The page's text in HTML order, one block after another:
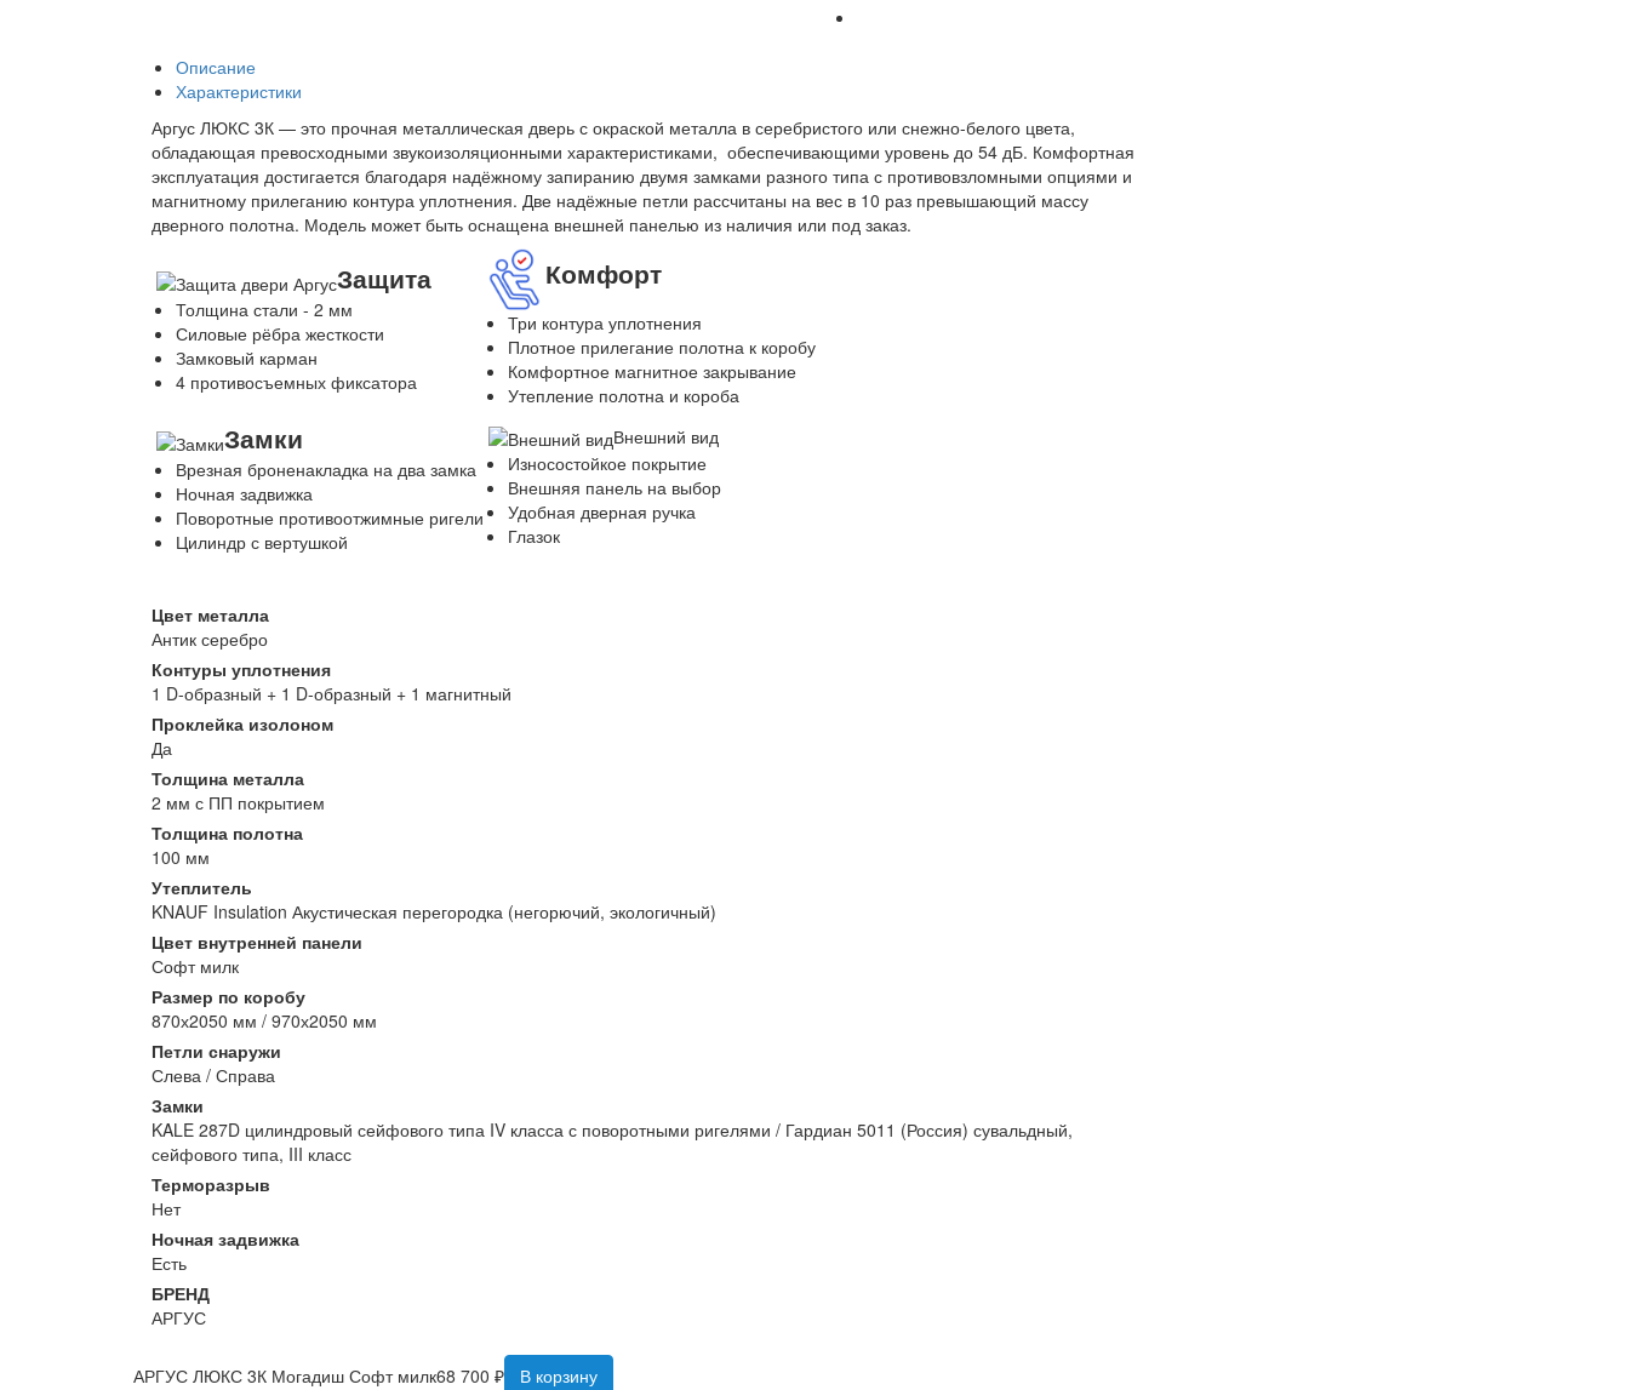
Описание
Характеристики
Аргус ЛЮКС 3К — это прочная металлическая дверь с окраской металла в серебристого или снежно-белого цвета,
обладающая превосходными звукоизоляционными характеристиками, обеспечивающими уровень до 54 дБ. Комфортная
эксплуатация достигается благодаря надёжному запиранию двумя замками разного типа с противовзломными опциями и
магнитному прилеганию контура уплотнения. Две надёжные петли рассчитаны на вес в 10 раз превышающий массу
дверного полотна. Модель может быть оснащена внешней панелью из наличия или под заказ.
Защита
Толщина стали - 2 мм
Силовые рёбра жесткости
Замковый карман
4 противосъемных фиксатора
Комфорт
Три контура уплотнения
Плотное прилегание полотна к коробу
Комфортное магнитное закрывание
Утепление полотна и короба
Замки
Врезная броненакладка на два замка
Ночная задвижка
Поворотные противоотжимные ригели
Цилиндр с вертушкой
Внешний вид
Износостойкое покрытие
Внешняя панель на выбор
Удобная дверная ручка
Глазок
Цвет металла
Антик серебро
Контуры уплотнения
1 D-образный + 1 D-образный + 1 магнитный
Проклейка изолоном
Да
Толщина металла
2 мм с ПП покрытием
Толщина полотна
100 мм
Утеплитель
KNAUF Insulation Акустическая перегородка (негорючий, экологичный)
Цвет внутренней панели
Софт милк
Размер по коробу
870х2050 мм / 970х2050 мм
Петли снаружи
Слева / Справа
Замки
KALE 287D цилиндровый сейфового типа IV класса с поворотными ригелями / Гардиан 5011 (Россия) сувальдный,
сейфового типа, III класс
Терморазрыв
Нет
Ночная задвижка
Есть
БРЕНД
АРГУС
АРГУС ЛЮКС 3К Могадиш Софт милк68 700 ₽
В корзину